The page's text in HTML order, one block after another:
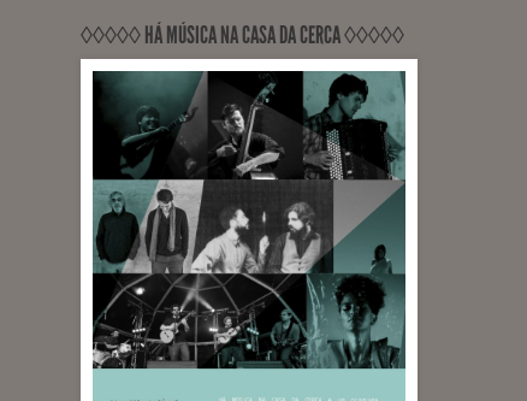
◊◊◊◊◊ HÁ MÚSICA NA CASA DA CERCA ◊◊◊◊◊